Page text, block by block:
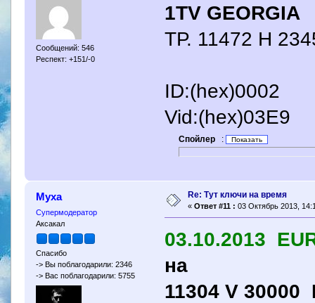
Сообщений: 546
Респект: +151/-0
1TV GEORGIA
ТР. 11472 H
ID:(hex)0002
Vid:(hex)03E9
Спойлер :
Муха
Супермодератор
Аксакал
Спасибо
-> Вы поблагодарили: 2346
-> Вас поблагодарили: 5755
Re: Тут ключи на время
« Ответ #11 : 03 Октябрь 2013,
03.10.2013
на
11304 V 30000